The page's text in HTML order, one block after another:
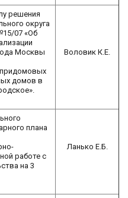
решения
округа
07 «Об
Москвы
домов в
Воловик К.Е.
плана
работе с
на 3
Ланько Е.Б.